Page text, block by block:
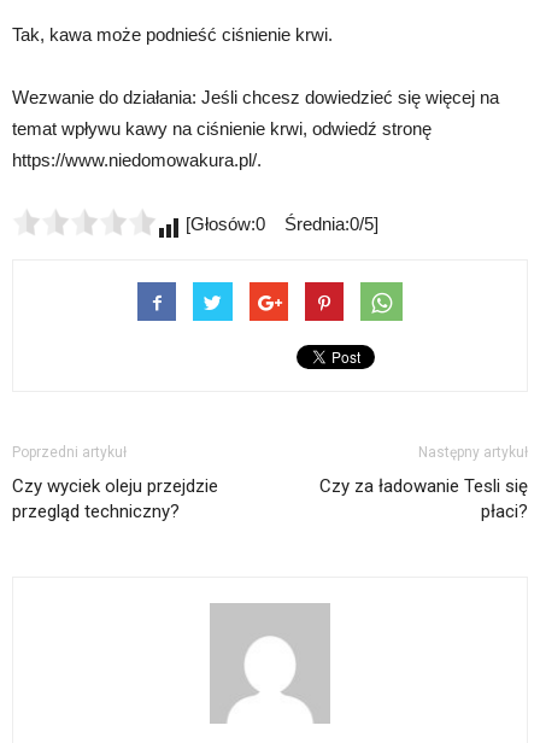
Tak, kawa może podnieść ciśnienie krwi.
Wezwanie do działania: Jeśli chcesz dowiedzieć się więcej na
temat wpływu kawy na ciśnienie krwi, odwiedź stronę
https://www.niedomowakura.pl/.
[Głosów:0 Średnia:0/5]
Poprzedni artykuł
Czy wyciek oleju przejdzie
przegląd techniczny?
Następny artykuł
Czy za ładowanie Tesli się
płaci?